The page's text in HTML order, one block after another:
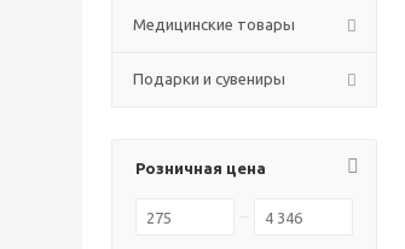
Медицинские товары
Подарки и сувениры
Розничная цена